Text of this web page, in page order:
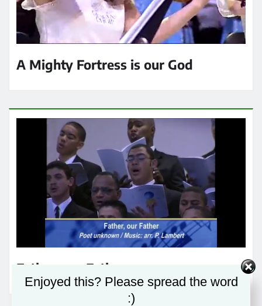
A Mighty Fortress is our God
Father, our Father
Enjoyed this? Please spread the word
:)